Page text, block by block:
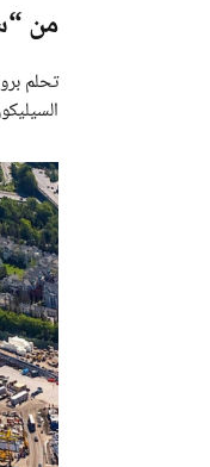
من
تحلم